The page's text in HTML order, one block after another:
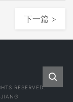
下一篇 >
RESERVED.